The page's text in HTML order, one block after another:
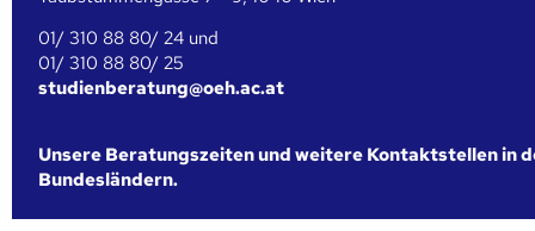
01/ 310 88 80/ 24 und
01/ 310 88 80/ 25
studienberatung@oeh.ac.at
Unsere Beratungszeiten und weitere Kontaktstellen in
Bundesländern.